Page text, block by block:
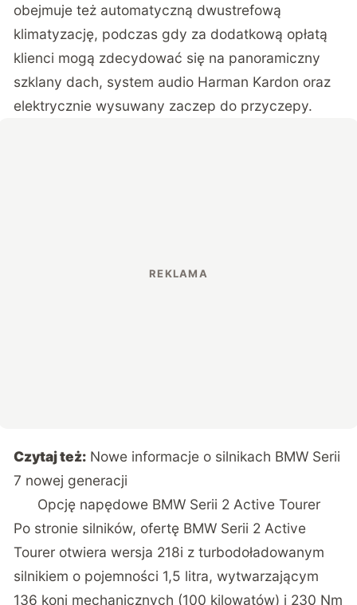
obejmuje też automatyczną dwustrefową
klimatyzację, podczas gdy za dodatkową opłatą
klienci mogą zdecydować się na panoramiczny
szklany dach, system audio Harman Kardon oraz
elektrycznie wysuwany zaczep do przyczepy.
Czytaj też: Nowe informacje o silnikach BMW Serii
7 nowej generacji
Opcję napędowe BMW Serii 2 Active Tourer
Po stronie silników, ofertę BMW Serii 2 Active
Tourer otwiera wersja 218i z turbodoładowanym
silnikiem o pojemności 1,5 litra, wytwarzającym
136 koni mechanicznych (100 kilowatów) i 230 Nm